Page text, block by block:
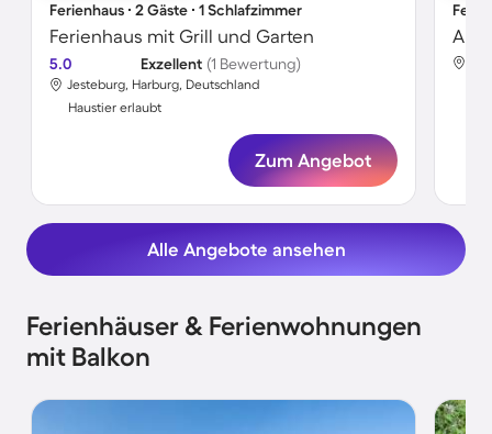
Ferienhaus ∙ 2 Gäste ∙ 1 Schlafzimmer
Ferienhaus mit Grill und Garten
5.0 Exzellent (1 Bewertung)
Jesteburg, Harburg, Deutschland
Haustier erlaubt
Zum Angebot
Alle Angebote ansehen
Ferienhäuser & Ferienwohnungen
mit Balkon